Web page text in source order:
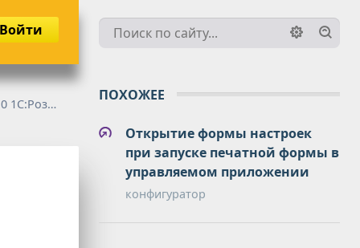
Войти
ПОХОЖЕЕ
Открытие формы настроек
при запуске печатной формы в
управляемом приложении
конфигуратор